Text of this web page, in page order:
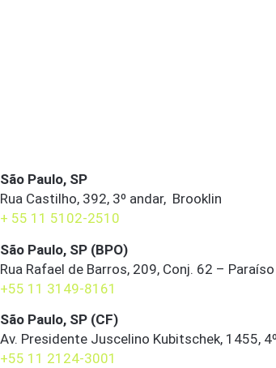
São Paulo, SP
Rua Castilho, 392, 3º andar, Brooklin
+ 55 11 5102-2510
São Paulo, SP (BPO)
Rua Rafael de Barros, 209, Conj. 62 – Paraíso
+55 11 3149-8161
São Paulo, SP (CF)
Av. Presidente Juscelino Kubitschek, 1455,
+55 11 2124-3001